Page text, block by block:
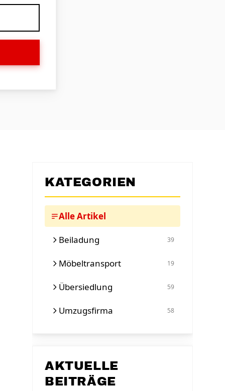
KATEGORIEN
Alle Artikel
Beiladung 39
Möbeltransport 19
Übersiedlung 59
Umzugsfirma 58
AKTUELLE
BEITRÄGE